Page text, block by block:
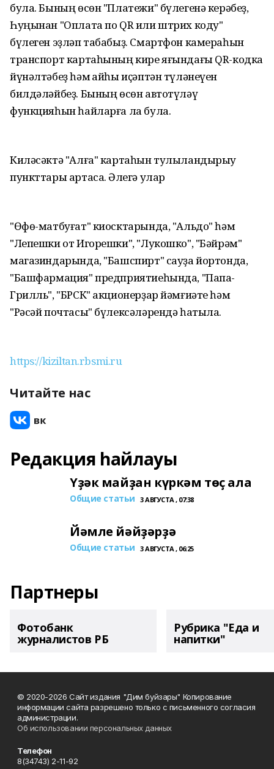
була. Бының өсөн "Платежи" бүлегенә керәбеҙ,
Һуңынан "Оплата по QR или штрих коду"
бүлеген эҙләп табабыҙ. Смартфон камераһын
транспорт картаһының кире яғындағы QR-кодка
йүнәлтәбеҙ һәм ҡайһы иҫәптән түләнеүен
билдәләйбеҙ. Бының өсөн автотүләү
функцияһын һайларға ла була.
Киләсәктә "Алға" картаһын тулыландырыу
пункттары артасаҡ. Әлегә улар
"Өфө-матбуғат" киосктарында, "Альдо" һәм
"Лепешки от Игорешки", "Лукошко", "Бәйрәм"
магазиндарында, "Башспирт" сауҙа йортонда,
"Башфармация" предприятиеһында, "Папа-
Грилль", "БРСК" акционерҙар йәмғиәте һәм
"Рәсәй почтасы" бүлексәләрендә һатыла.
https://kiziltan.rbsmi.ru
Читайте нас
Редакция һайлауы
Үҙәк майҙан күркәм төҫ ала
Общие статьи 3 АВГУСТА , 07:38
Йәмле йәйҙәрҙә
Общие статьи 3 АВГУСТА , 06:25
Партнеры
Фотобанк
журналистов РБ
Рубрика "Еда и
напитки"
© 2020-2026 Сайт издания "Дим буйзары" Копирование
информации сайта разрешено только с письменного согласия
администрации.
Об использовании персональных данных
Телефон
8(34743) 2-11-92